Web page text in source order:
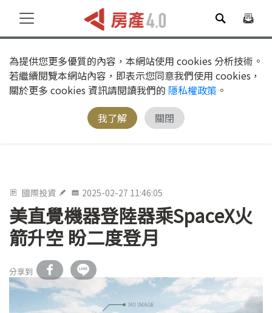
為提供您更多優質的內容，本網站使用 cookies 分析技術。
若繼續閱覽本網站內容，即表示您同意我們使用 cookies，
關於更多 cookies 資訊請閱讀我們的 隱私權政策 。
我了解
關閉
國際投資 2025-02-27 11:46:05
美直覺機器登陸器乘SpaceX火
箭升空 盼二度登月
分享到